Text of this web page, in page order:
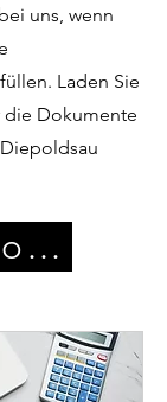
uns, wenn
Laden Sie
die Dokumente
Download